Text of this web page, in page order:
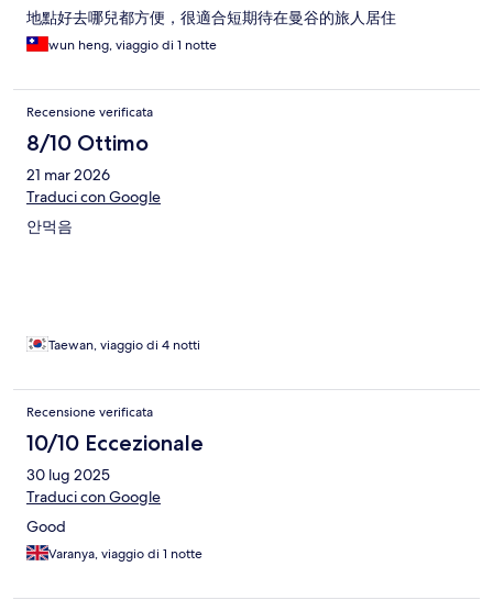
地點好去哪兒都方便，很適合短期待在曼谷的旅人居住
wun heng, viaggio di 1 notte
Recensione verificata
8/10 Ottimo
21 mar 2026
Traduci con Google
안먹음
Taewan, viaggio di 4 notti
Recensione verificata
10/10 Eccezionale
30 lug 2025
Traduci con Google
Good
Varanya, viaggio di 1 notte